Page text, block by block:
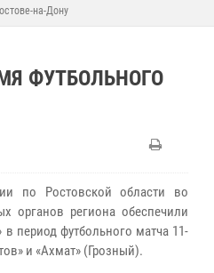
на-Дону
ФУТБОЛЬНОГО
по Ростовской области во
органов региона обеспечили
период футбольного матча 11-
и «Ахмат» (Грозный).